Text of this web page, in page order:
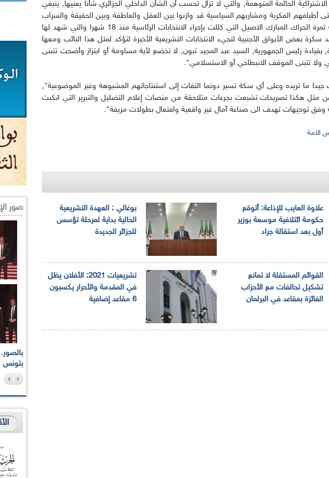
الحالمة المتوهمة, والتي لا تزال تحسب أن الشأن الداخلي الجزائري شأنا يعنيها, ينبغي
أطيافهم الفكرية ومشاربهم السياسية قد وازنوا بين العقل والعاطفة وبين الحقيقة والسراب
فكانت الصحوة والرؤية الثاقبة ثمرة الحراك المبارك الاصيل التي كللت بإجراء الانتخابات الرئاسية منذ 18 شهرا والتي شهد لها
بعض الأبواق الأجنبية لتجيء الانتخابات التشريعية الأخيرة لتؤكد لمثل هذا النائب ومعها
بقيادة رئيس الجمهورية, السيد عبد المجيد تبون, لا تخضع لأية مساومة أو ابتزاز وأضحت تتبنى
ولا تتبنى الموقف الانبطاحي أو الاستسلامي".
جيدا ما تريده وعلى أي سكة تسير دونما التفات إلى استنتاجاتهم المشبوهة وغير الموضوعية",
مثل هكذا تصريحات تشبعت بجرعات متلاحقة من منصات إعلام التضليل والتبرير التي انكبت
وفق توجيهات تهدف الى صناعة آمال غير واقعية وافتعال بطولات مزيفة".
الامة
بوغالي : العهدة التشريعية
الحالية بداية لمرحلة تؤسس
للجزائر الجديدة
علاوة العايب للإذاعة: أتوقع
حكومة ائتلافية موسعة بوزير
أول بعد استقالة جراد
تشريعيات 2021: الأفلان يظل
في المقدمة والأحرار يكسبون
6 مقاعد إضافية
القوائم المستقلة لا تمانع
تشكيل تحالفات مع الأحزاب
الفائزة بمقاعد في البرلمان
صور
بتونس